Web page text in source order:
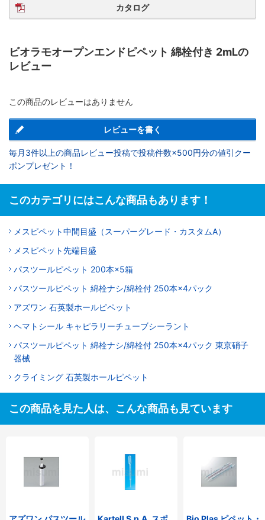
カタログ
ビオラモオープンエンドピペット 綿栓付き 2mLの
レビュー
この商品のレビューはありません
レビューを書く
毎月3件以上の商品レビュー投稿で投稿件数×500円分の値引クー
ポンプレゼント！
このカテゴリにはこんな商品もあります！
メスピペット中間目盛（スーパーグレード・カスタムA）
メスピペット先端目盛
パスツールピペット 200本×5箱
パスツールピペット 綿栓ナシ/綿栓付 250本×4パック
アズワン 石英製ホールピペット
ヘマトシール キャピラリーチューブシーラント
パスツールピペット 綿栓ナシ/綿栓付 250本×4パック 東京硝子
器械
クライミング 石英製ホールピペット
この商品を見た人は、こんな商品も見ています